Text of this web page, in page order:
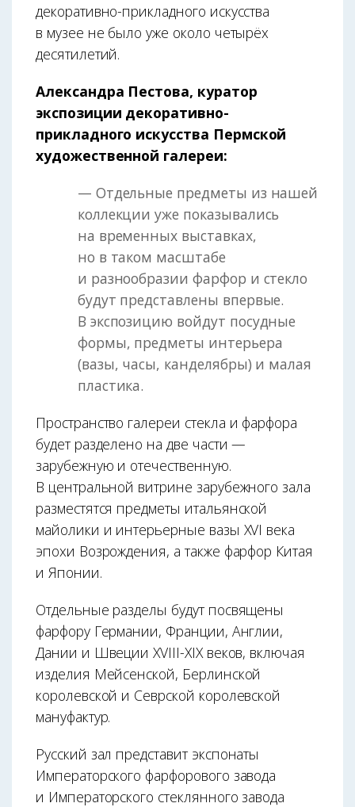
декоративно-прикладного искусства
в музее не было уже около четырёх
десятилетий.
Александра Пестова, куратор
экспозиции декоративно-
прикладного искусства Пермской
художественной галереи:
— Отдельные предметы из нашей
коллекции уже показывались
на временных выставках,
но в таком масштабе
и разнообразии фарфор и стекло
будут представлены впервые.
В экспозицию войдут посудные
формы, предметы интерьера
(вазы, часы, канделябры) и малая
пластика.
Пространство галереи стекла и фарфора
будет разделено на две части —
зарубежную и отечественную.
В центральной витрине зарубежного зала
разместятся предметы итальянской
майолики и интерьерные вазы XVI века
эпохи Возрождения, а также фарфор Китая
и Японии.
Отдельные разделы будут посвящены
фарфору Германии, Франции, Англии,
Дании и Швеции XVIII-XIX веков, включая
изделия Мейсенской, Берлинской
королевской и Севрской королевской
мануфактур.
Русский зал представит экспонаты
Императорского фарфорового завода
и Императорского стеклянного завода